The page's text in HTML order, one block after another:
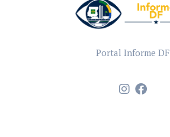
Portal Informe DF